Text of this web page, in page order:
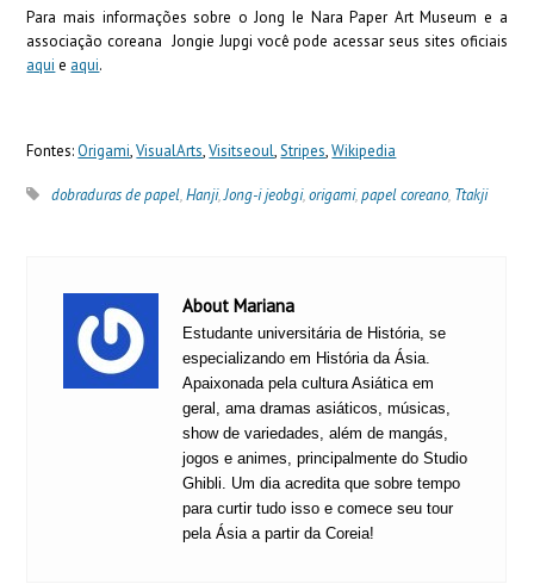
Para mais informações sobre o Jong Ie Nara Paper Art Museum e a
associação coreana Jongie Jupgi você pode acessar seus sites oficiais
aqui e aqui.
Fontes:Origami,VisualArts,Visitseoul,Stripes,Wikipedia
dobraduras de papel,Hanji,Jong-i jeobgi,origami,papel coreano, Ttakji
About Mariana
Estudante universitária de História, se
especializando em História da Ásia.
Apaixonada pela cultura Asiática em
geral, ama dramas asiáticos, músicas,
show de variedades, além de mangás,
jogos e animes, principalmente do Studio
Ghibli. Um dia acredita que sobre tempo
para curtir tudo isso e comece seu tour
pela Ásia a partir da Coreia!